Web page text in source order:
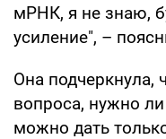
мРНК, я не знаю,
усиление", –
Она подчеркнула,
вопроса, нужно
можно дать